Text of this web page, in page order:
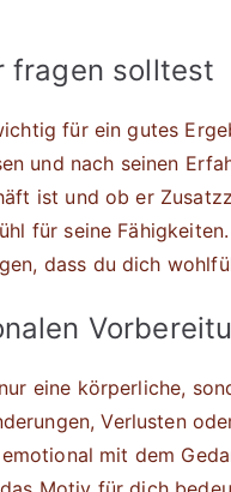
fragen solltest
für ein gutes
und nach seinen
ist und ob er
für seine
dass du dich
eine körperliche,
Verlusten
mit dem